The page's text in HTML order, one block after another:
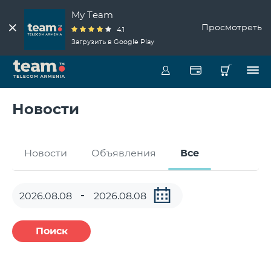
My Team
4.1
Загрузить в Google Play
Просмотреть
Новости
Новости Объявления Все
Поиск